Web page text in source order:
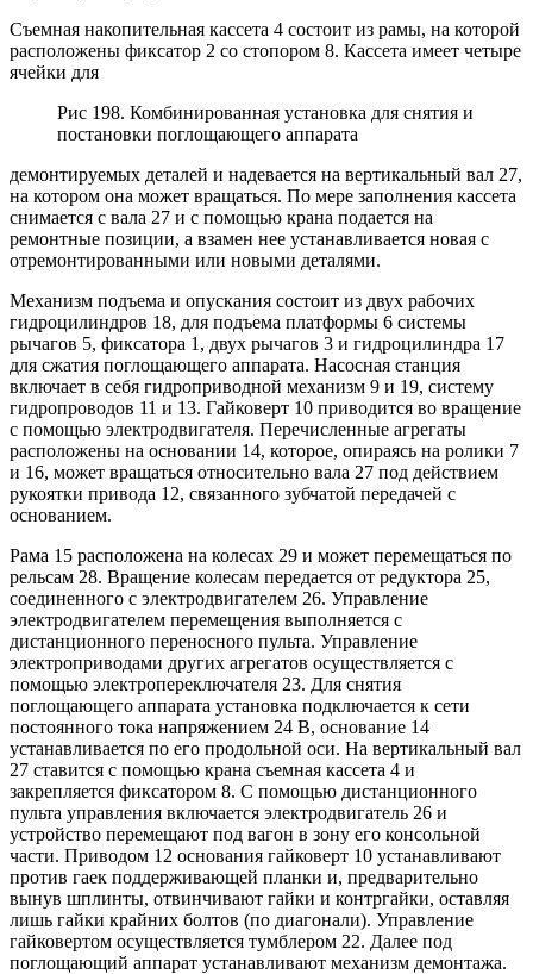
Съемная накопительная кассета 4 состоит из рамы, на которой
расположены фиксатор 2 со стопором 8. Кассета имеет четыре
ячейки для
Рис 198. Комбинированная установка для снятия и
постановки поглощающего аппарата
демонтируемых деталей и надевается на вертикальный вал 27,
на котором она может вращаться. По мере заполнения кассета
снимается с вала 27 и с помощью крана подается на
ремонтные позиции, а взамен нее устанавливается новая с
отремонтированными или новыми деталями.
Механизм подъема и опускания состоит из двух рабочих
гидроцилиндров 18, для подъема платформы 6 системы
рычагов 5, фиксатора 1, двух рычагов 3 и гидроцилиндра 17
для сжатия поглощающего аппарата. Насосная станция
включает в себя гидроприводной механизм 9 и 19, систему
гидропроводов 11 и 13. Гайковерт 10 приводится во вращение
с помощью электродвигателя. Перечисленные агрегаты
расположены на основании 14, которое, опираясь на ролики 7
и 16, может вращаться относительно вала 27 под действием
рукоятки привода 12, связанного зубчатой передачей с
основанием.
Рама 15 расположена на колесах 29 и может перемещаться по
рельсам 28. Вращение колесам передается от редуктора 25,
соединенного с электродвигателем 26. Управление
электродвигателем перемещения выполняется с
дистанционного переносного пульта. Управление
электроприводами других агрегатов осуществляется с
помощью электропереключателя 23. Для снятия
поглощающего аппарата установка подключается к сети
постоянного тока напряжением 24 В, основание 14
устанавливается по его продольной оси. На вертикальный вал
27 ставится с помощью крана съемная кассета 4 и
закрепляется фиксатором 8. С помощью дистанционного
пульта управления включается электродвигатель 26 и
устройство перемещают под вагон в зону его консольной
части. Приводом 12 основания гайковерт 10 устанавливают
против гаек поддерживающей планки и, предварительно
вынув шплинты, отвинчивают гайки и контргайки, оставляя
лишь гайки крайних болтов (по диагонали). Управление
гайковертом осуществляется тумблером 22. Далее под
поглощающий аппарат устанавливают механизм демонтажа.